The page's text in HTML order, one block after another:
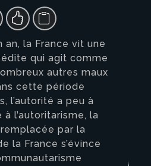
an, la France vit une
qui agit comme
autres maux
cette période
l’autorité a peu à
l’autoritarisme, la
par la
la France s’évince